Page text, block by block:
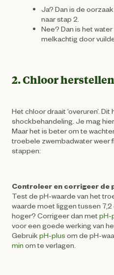
Ja? Dan is de
naar stap 2.
Nee? Dan is het
melkachtig door
2. Chloor herstellen
Het chloor draait ‘overuren’.
shockbehandeling. Je mag
Maar het is beter om te
troebele zwembadwater weer
stappen:
Controleer en corrigeer de
Test de pH-waarde van het
waarde moet liggen tussen 7,2
hoger? Corrigeer dan met pH-
voor een goede werking van
Gebruik pH-plus om de pH-
min om te verlagen.